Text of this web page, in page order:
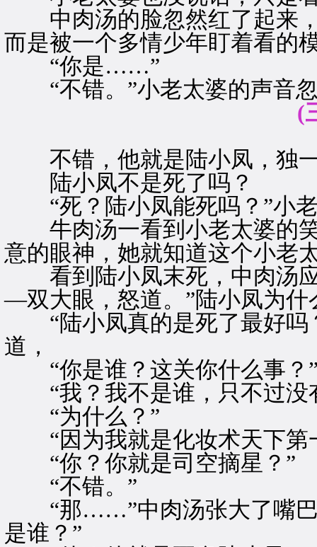
中肉汤的脸忽然红了起来，
而是被一个多情少年盯着看的
“你是……”
“不错。”小老太婆的声音忽
(
不错，他就是陆小凤，独
陆小凤不是死了吗？
“死？陆小凤能死吗？”小老
牛肉汤一看到小老太婆的笑
意的眼神，她就知道这个小老
看到陆小凤末死，中肉汤应
—双大眼，怒道。”陆小凤为什
“陆小凤真的是死了最好吗
道，
“你是谁？这关你什么事？
“我？我不是谁，只不过没
“为什么？”
“因为我就是化妆术天下第
“你？你就是司空摘星？”
“不错。”
“那……”中肉汤张大了嘴巴
是谁？”